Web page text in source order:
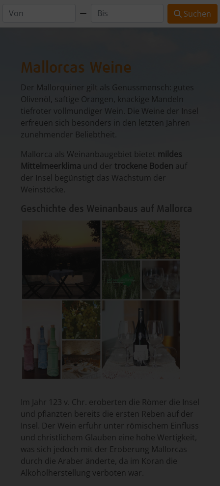
Mallorcas Weine
Der Mallorquiner gilt als Genussmensch: gutes
Olivenöl, saftige Orangen, knackige Mandeln
tiefroter vollmundiger Wein. Die Weine der Insel
erfreuen sich besonders in den letzten Jahren
zunehmender Beliebtheit.
Mallorca als Weinanbaugebiet bietet mildes
Mittelmeerklima und der trockene Boden auf
der Insel begünstigt das Wachstum der
Weinstöcke.
Geschichte des Weinanbaus auf Mallorca
Im Jahr 123 v. Chr. eroberten die Römer die Insel
und pflanzten bereits die ersten Reben auf der
Insel. Der Wein erfuhr unter römischem Einfluss
und christlichem Glauben eine hohe Wertigkeit,
was sich jedoch mit der Eroberung Mallorcas
durch die Araber änderte, da im Koran die
Alkoholherstellung verboten war.
Suchen